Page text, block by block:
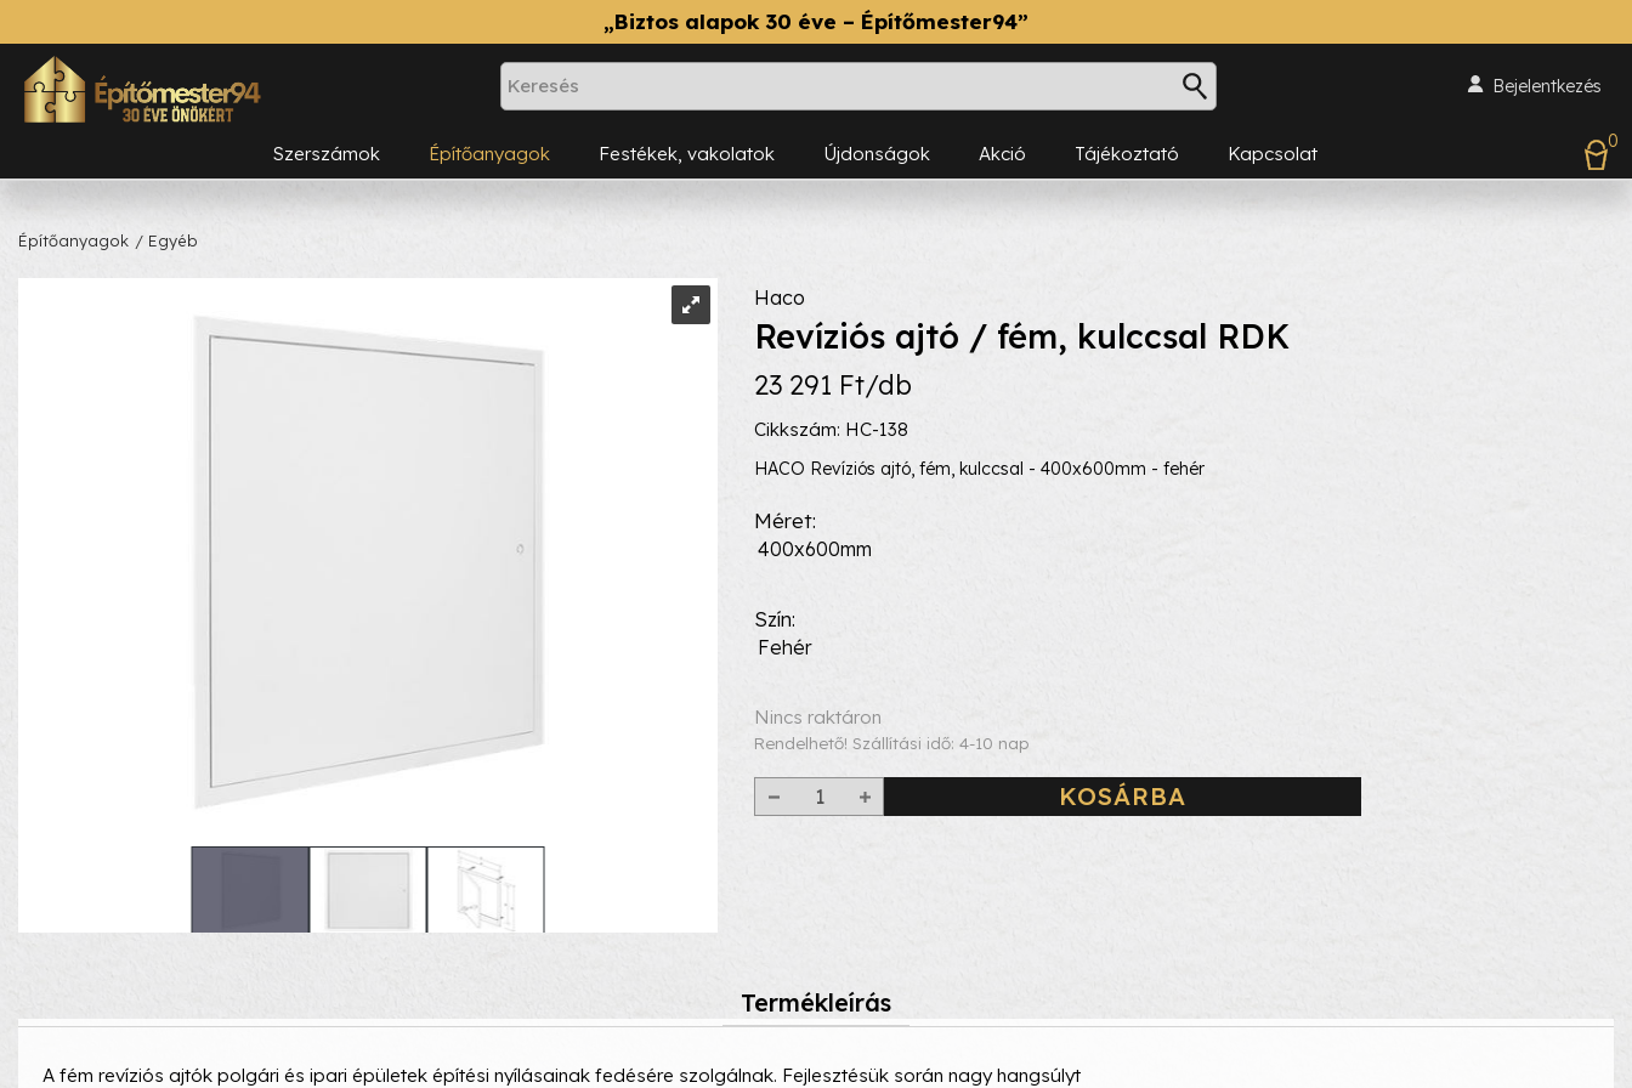
„Biztos alapok 30 éve – Építőmester94”
Bejelentkezés
Szerszámok Építőanyagok Festékek, vakolatok Újdonságok Akció Tájékoztató Kapcsolat
0
Építőanyagok / Egyéb
Haco
Revíziós ajtó / fém, kulccsal RDK
23 291 Ft/db
Cikkszám: HC-138
HACO Revíziós ajtó, fém, kulccsal - 400x600mm - fehér
Méret
400x600mm
Szín
Fehér
Nincs raktáron
Rendelhető! Szállítási idő: 4-10 nap
KOSÁRBA
Termékleírás
A fém revíziós ajtók polgári és ipari épületek építési nyílásainak fedésére szolgálnak. Fejlesztésük során nagy hangsúlyt